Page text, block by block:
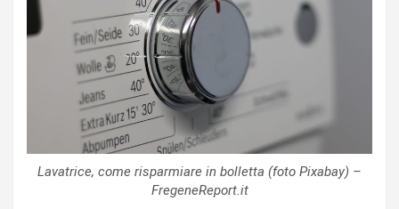
Lavatrice, come risparmiare in bolletta (foto Pixabay) –
FregeneReport.it